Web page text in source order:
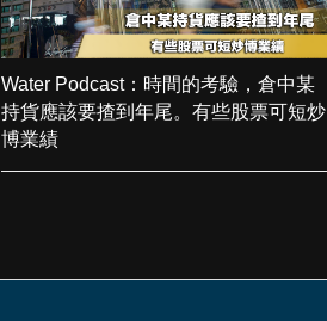
Water Podcast：時間的考驗，倉中某
持貨應該要揸到年尾。有些股票可短炒
博業績